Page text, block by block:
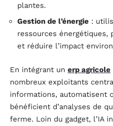
plantes.
Gestion de l’énergie :
ressources
et réduire l’impact
En intégrant un erp agricole
nombreux exploitants
informations, automatisent
bénéficient d’analyses de
ferme. Loin du gadget, l’IA